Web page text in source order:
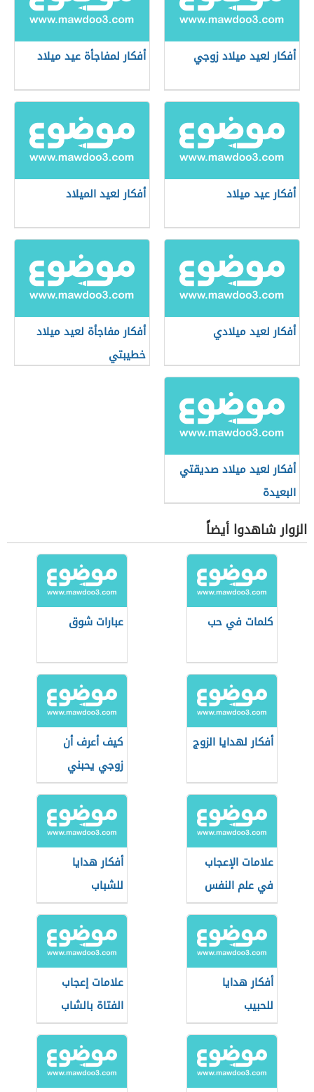
أفكار لعيد ميلاد زوجي أفكار لمفاجأة عيد ميلاد
أفكار عيد ميلاد أفكار لعيد الميلاد
أفكار لعيد ميلادي
أفكار مفاجأة لعيد ميلاد
خطيبتي
أفكار لعيد ميلاد صديقتي
البعيدة
الزوار شاهدوا أيضاً
كلمات في حب عبارات شوق
أفكار لهدايا الزوج
كيف أعرف أن
زوجي يحبني
علامات الإعجاب
في علم النفس
أفكار هدايا
للشباب
أفكار هدايا
للحبيب
علامات إعجاب
الفتاة بالشاب